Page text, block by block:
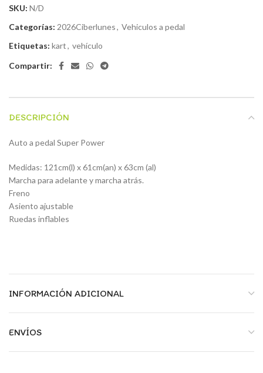
SKU: N/D
Categorías: 2026Ciberlunes, Vehiculos a pedal
Etiquetas: kart, vehículo
Compartir:
DESCRIPCIÓN
Auto a pedal Super Power
Medidas: 121cm(l) x 61cm(an) x 63cm (al)
Marcha para adelante y marcha atrás.
Freno
Asiento ajustable
Ruedas inflables
INFORMACIÓN ADICIONAL
ENVÍOS